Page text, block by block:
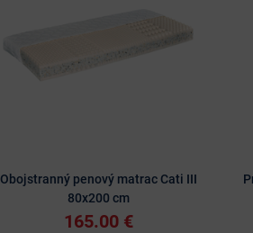
Obojstranný penový matrac Cati III
80x200 cm
165.00 €